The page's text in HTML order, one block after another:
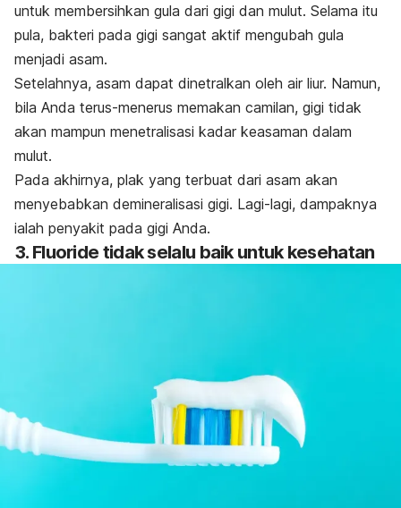
untuk membersihkan gula dari gigi dan mulut. Selama itu
pula, bakteri pada gigi sangat aktif mengubah gula
menjadi asam.
Setelahnya, asam dapat dinetralkan oleh air liur. Namun,
bila Anda terus-menerus memakan camilan, gigi tidak
akan mampun menetralisasi kadar keasaman dalam
mulut.
Pada akhirnya, plak yang terbuat dari asam akan
menyebabkan demineralisasi gigi. Lagi-lagi, dampaknya
ialah penyakit pada gigi Anda.
3. Fluoride tidak selalu baik untuk kesehatan